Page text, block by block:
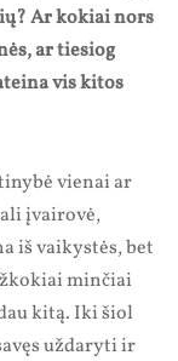
Ar kokiai nors
ar tiesiog
vis kitos
vienai ar
įvairovė,
iš vaikystės, bet
minčiai
kitą. Iki šiol
uždaryti ir